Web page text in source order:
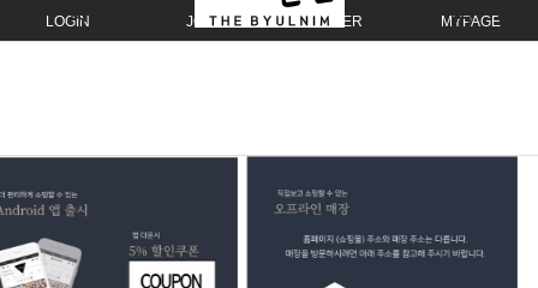
LOGIN JOIN ORDER MYPAGE